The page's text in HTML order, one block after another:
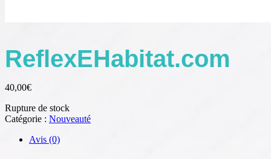
ReflexEHabitat.com
40,00€
Rupture de stock
Catégorie : Nouveauté
Avis (0)